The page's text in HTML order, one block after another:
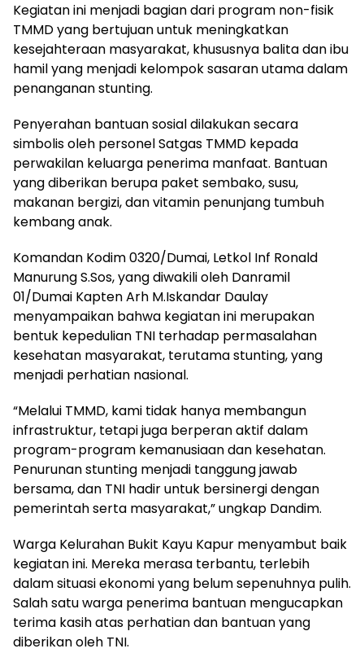
Kegiatan ini menjadi bagian dari program non-fisik
TMMD yang bertujuan untuk meningkatkan
kesejahteraan masyarakat, khususnya balita dan ibu
hamil yang menjadi kelompok sasaran utama dalam
penanganan stunting.
Penyerahan bantuan sosial dilakukan secara
simbolis oleh personel Satgas TMMD kepada
perwakilan keluarga penerima manfaat. Bantuan
yang diberikan berupa paket sembako, susu,
makanan bergizi, dan vitamin penunjang tumbuh
kembang anak.
Komandan Kodim 0320/Dumai, Letkol Inf Ronald
Manurung S.Sos, yang diwakili oleh Danramil
01/Dumai Kapten Arh M.Iskandar Daulay
menyampaikan bahwa kegiatan ini merupakan
bentuk kepedulian TNI terhadap permasalahan
kesehatan masyarakat, terutama stunting, yang
menjadi perhatian nasional.
“Melalui TMMD, kami tidak hanya membangun
infrastruktur, tetapi juga berperan aktif dalam
program-program kemanusiaan dan kesehatan.
Penurunan stunting menjadi tanggung jawab
bersama, dan TNI hadir untuk bersinergi dengan
pemerintah serta masyarakat,” ungkap Dandim.
Warga Kelurahan Bukit Kayu Kapur menyambut baik
kegiatan ini. Mereka merasa terbantu, terlebih
dalam situasi ekonomi yang belum sepenuhnya pulih.
Salah satu warga penerima bantuan mengucapkan
terima kasih atas perhatian dan bantuan yang
diberikan oleh TNI.